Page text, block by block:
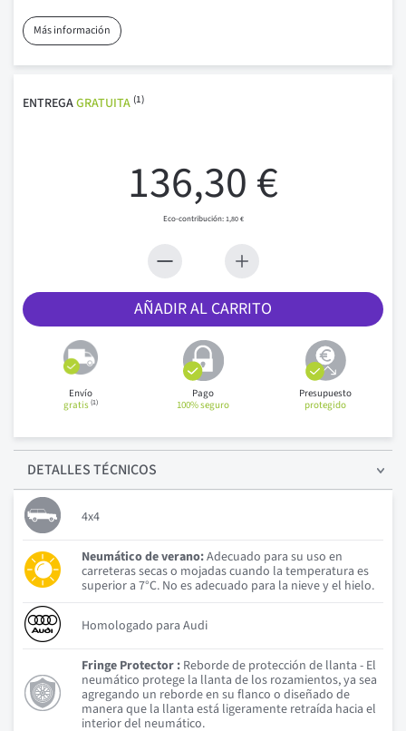
Más información
ENTREGAGRATUITA (1)
136,30 €
1,80 €
AÑADIR AL CARRITO
Envío
gratis(1)
Pago
100% seguro
Presupuesto
protegido
DETALLESTÉCNICOS
4x4
Neumático de verano:Adecuado para su uso en
carreteras secas o mojadas cuando la temperatura es
superior a 7°C. No es adecuado para la nieve y el hielo.
Homologado para Audi
Fringe Protector : Reborde de protección de llanta - El
neumático protege la llanta de los rozamientos, ya sea
agregando un reborde en su flanco o diseñado de
manera que la llanta está ligeramente retraída hacia el
interior del neumático.